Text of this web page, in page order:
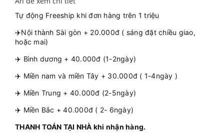
Tự động Freeship khi đơn hàng trên 1 triệu
✈️Nội thành Sài gòn + 20.000đ ( sáng đặt chiều giao,
hoặc mai)
✈️ Bình dương + 40.000đ (1-2ngày)
✈️ Miền nam và miền Tây + 30.000đ ( 1-4ngày )
✈️ Miền Trung + 40.000đ (2-5ngày)
✈️ Miền Bắc + 40.000đ ( 2- 6ngày)
THANH TOÁN TẠI NHÀ khi nhận hàng.